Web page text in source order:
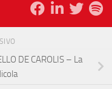
DE CAROLIS – La